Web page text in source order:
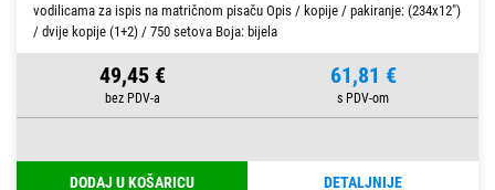
vodilicama za ispis na matričnom pisaču Opis / kopije / pakiranje: (234x12")
/ dvije kopije (1+2) / 750 setova Boja: bijela
49,45 € 61,81 €
DODAJ U KOŠARICU DETALJNIJE